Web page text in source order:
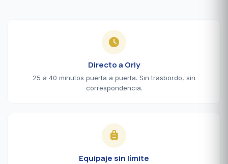
Directo a Orly
25 a 40 minutos puerta a puerta. Sin trasbordo, sin
correspondencia.
Equipaje sin límite